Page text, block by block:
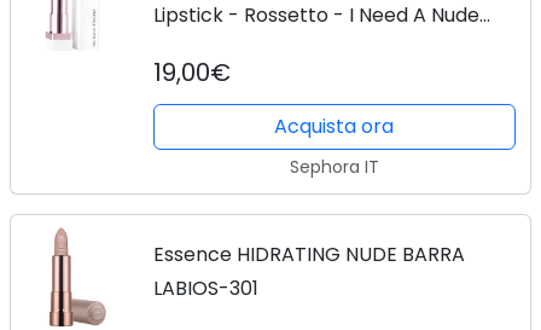
Lipstick - Rossetto - I Need A Nude
19,00€
Acquista ora
Sephora IT
Essence HIDRATING NUDE BARRA
LABIOS-301